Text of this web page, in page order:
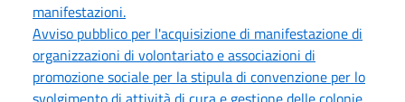
manifestazioni.
Avviso pubblico per l'acquisizione di manifestazione di
organizzazioni di volontariato e associazioni di
promozione sociale per la stipula di convenzione per lo